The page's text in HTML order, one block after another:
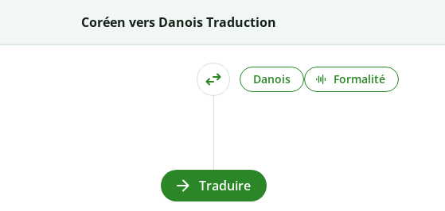
Coréen vers Danois Traduction
Danois Formalité
Traduire